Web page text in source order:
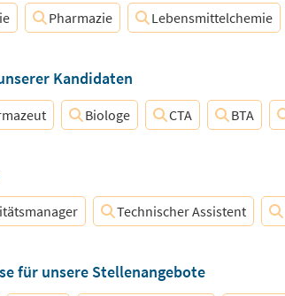
Pharmazie Lebensmittelchemie
Kandidaten
Biologe CTA BTA
Technischer Assistent
für unsere Stellenangebote